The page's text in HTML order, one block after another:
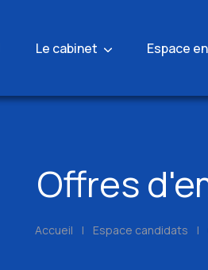
Le cabinet Espace
Offres
Accueil | Espace candidats |